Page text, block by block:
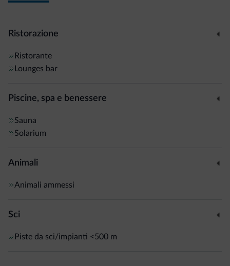
macchina in circa 40 minuti.
Ristorazione
Ristorante
Lounges bar
Piscine, spa e benessere
Sauna
Solarium
Animali
Animali ammessi
Sci
Piste da sci/impianti <500 m